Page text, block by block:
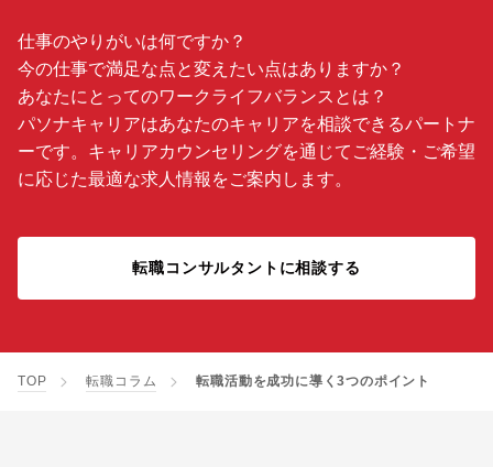
仕事のやりがいは何ですか？
今の仕事で満足な点と変えたい点はありますか？
あなたにとってのワークライフバランスとは？
パソナキャリアはあなたのキャリアを相談できるパートナ
ーです。キャリアカウンセリングを通じてご経験・ご希望
に応じた最適な求人情報をご案内します。
転職コンサルタントに相談する
TOP 転職コラム 転職活動を成功に導く3つのポイント